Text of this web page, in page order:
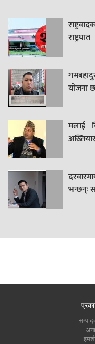
राष्ट्रघात
याेजना
मलाई
भन्छन्ः